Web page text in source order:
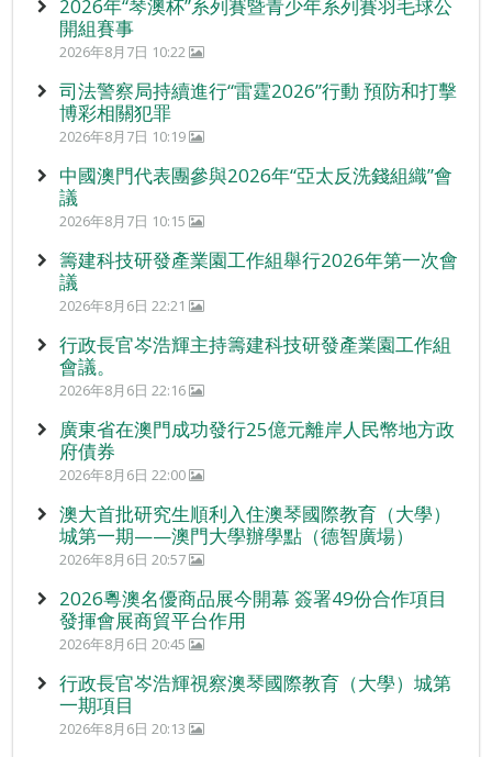
2026年“琴澳杯”系列賽暨青少年系列賽羽毛球公
開組賽事
2026年8月7日 10:22
司法警察局持續進行“雷霆2026”行動 預防和打擊
博彩相關犯罪
2026年8月7日 10:19
中國澳門代表團參與2026年“亞太反洗錢組織”會
議
2026年8月7日 10:15
籌建科技研發產業園工作組舉行2026年第一次會
議
2026年8月6日 22:21
行政長官岑浩輝主持籌建科技研發產業園工作組
會議。
2026年8月6日 22:16
廣東省在澳門成功發行25億元離岸人民幣地方政
府債券
2026年8月6日 22:00
澳大首批研究生順利入住澳琴國際教育（大學）
城第一期——澳門大學辦學點（德智廣場）
2026年8月6日 20:57
2026粵澳名優商品展今開幕 簽署49份合作項目
發揮會展商貿平台作用
2026年8月6日 20:45
行政長官岑浩輝視察澳琴國際教育（大學）城第
一期項目
2026年8月6日 20:13